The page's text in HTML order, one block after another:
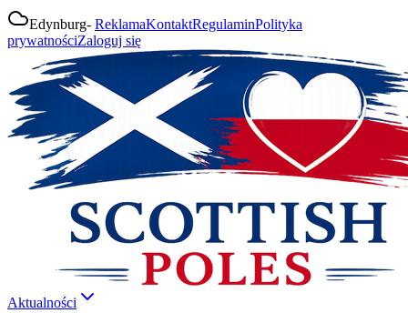
Edynburg- ReklamaKontaktRegulaminPolityka
prywatnościZaloguj się
Aktualności